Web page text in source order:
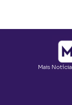
Mais